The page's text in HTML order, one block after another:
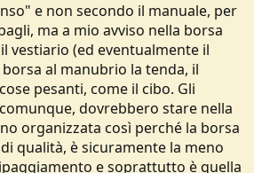
e non secondo il manuale, per
ma a mio avviso nella borsa
vestiario (ed eventualmente il
al manubrio la tenda, il
pesanti, come il cibo. Gli
dovrebbero stare nella
organizzata così perché la borsa
qualità, è sicuramente la meno
e soprattutto è quella